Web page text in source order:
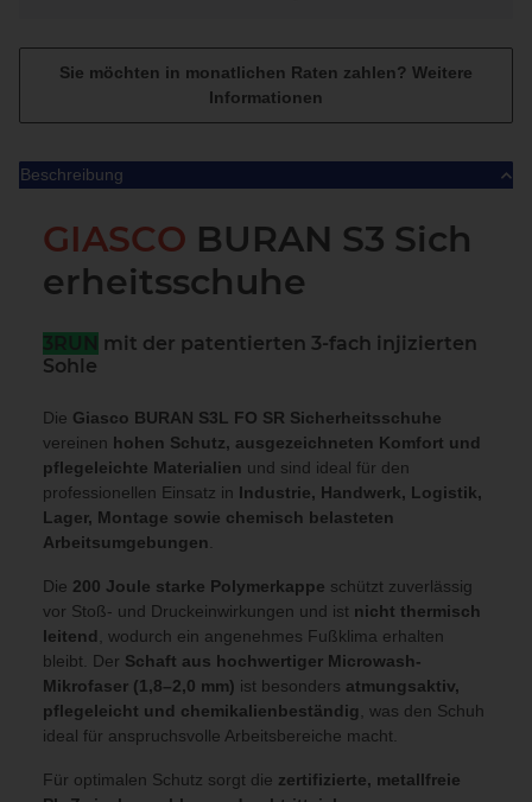
Sie möchten in monatlichen Raten zahlen? Weitere
Informationen
Beschreibung
GIASCO BURAN S3 Sich
erheitsschuhe
3RUN mit der patentierten 3-fach injizierten
Sohle
Die Giasco BURAN S3L FO SR Sicherheitsschuhe
vereinen hohen Schutz, ausgezeichneten Komfort und
pflegeleichte Materialien und sind ideal für den
professionellen Einsatz in Industrie, Handwerk, Logistik,
Lager, Montage sowie chemisch belasteten
Arbeitsumgebungen
Die 200 Joule starke Polymerkappe schützt zuverlässig
vor Stoß- und Druckeinwirkungen und ist nicht thermisch
leitend
, wodurch ein angenehmes Fußklima erhalten
bleibt. Der Schaft aus hochwertiger Microwash-
Mikrofaser (1,8–2,0 mm) ist besonders atmungsaktiv,
pflegeleicht und chemikalienbeständig
, was den Schuh
ideal für anspruchsvolle Arbeitsbereiche macht.
Für optimalen Schutz sorgt die zertifizierte, metallfreie